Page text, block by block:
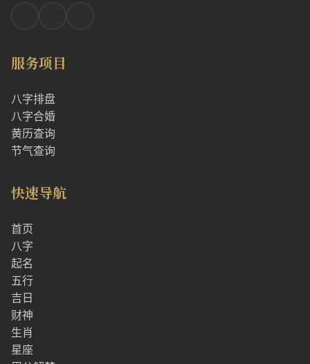
服务项目
八字排盘
八字合婚
黄历查询
节气查询
快速导航
首页
八字
起名
五行
吉日
财神
生肖
星座